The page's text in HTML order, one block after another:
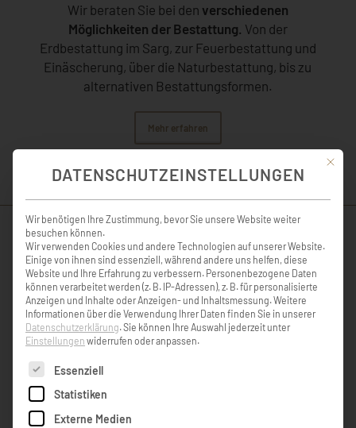
Wir beraten Sie bei den verschiedenen
Möglichkeiten der Bestattung. Von der
Erdbestattung im Sarg, zur Feuerbestattung und
Einäscherung, über die Naturbestattung, bis zu
alternativen Bestattungsformen.
Mehr erfahren
ABSCHIEDNAHME
Einen lieben Menschen noch ein letztes Mal sehen zu
Mit
DATENSCHUTZEINSTELLUNGEN
Wir benötigen Ihre Zustimmung, bevor Sie unsere Website weiter
besuchen können.
Wir verwenden Cookies und andere Technologien auf unserer Website.
Einige von ihnen sind essenziell, während andere uns helfen, diese
Website und Ihre Erfahrung zu verbessern. Personenbezogene Daten
können verarbeitet werden (z. B. IP-Adressen), z. B. für personalisierte
Anzeigen und Inhalte oder Anzeigen- und Inhaltsmessung.Weitere
Informationen über die Verwendung Ihrer Daten finden Sie in unserer
Datenschutzerklärung.Sie können Ihre Auswahl jederzeit unter
Einstellungen widerrufen oder anpassen.
Es folgt eine Liste der Service-Gruppen, für die eine
Essenziell
Statistiken
Externe Medien